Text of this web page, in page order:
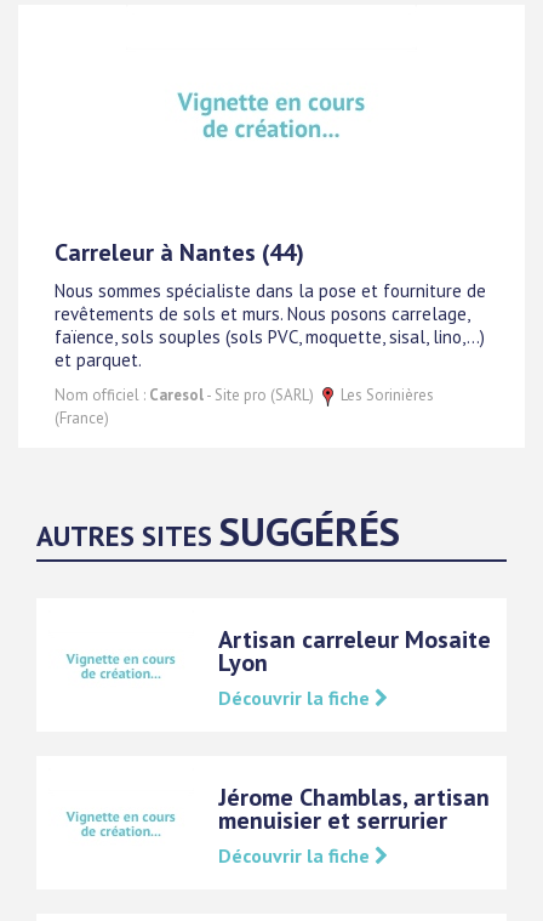
Carreleur à Nantes (44)
Nous sommes spécialiste dans la pose et fourniture de
revêtements de sols et murs. Nous posons carrelage,
faïence, sols souples (sols PVC, moquette, sisal, lino,...)
et parquet.
Nom officiel : Caresol- Site pro (SARL)
Les Sorinières
(France)
AUTRES SITES SUGGÉRÉS
Artisan carreleur Mosaite
Lyon
Découvrir la fiche
Jérome Chamblas, artisan
menuisier et serrurier
Découvrir la fiche